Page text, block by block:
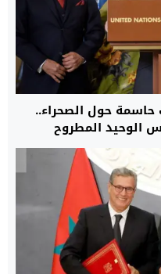
حول الصحراء..
الوحيد المطروح